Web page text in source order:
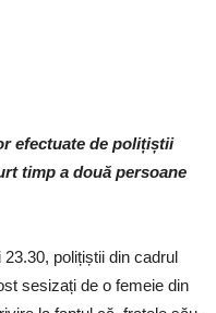
efectuate de polițiștii
timp a două persoane
polițiștii din cadrul
sesizați de o femeie din